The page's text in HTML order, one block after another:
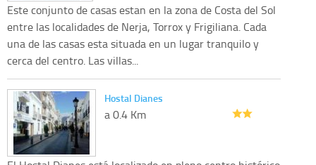
Este conjunto de casas estan en la zona de Costa del Sol
entre las localidades de Nerja, Torrox y Frigiliana. Cada
una de las casas esta situada en un lugar tranquilo y
cerca del centro. Las villas...
Hostal Dianes
a 0.4 Km